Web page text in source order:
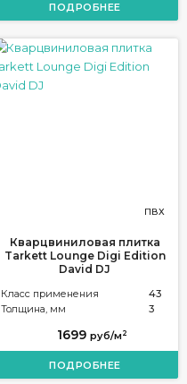
ПОДРОБНЕЕ
ПВХ
Кварцвиниловая плитка
Tarkett Lounge Digi Edition
David DJ
Класс применения
43
Толщина, мм
3
1699 руб/м 2
ПОДРОБНЕЕ